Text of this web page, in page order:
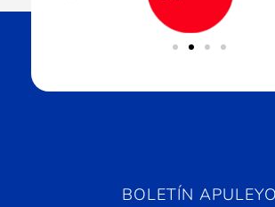
BOLETÍN APULEYO